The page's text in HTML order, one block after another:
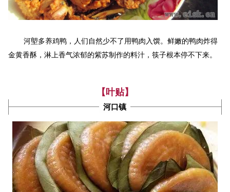
河塱多养鸡鸭，人们自然少不了用鸭肉入馔。鲜嫩的鸭肉炸得
金黄香酥，淋上香气浓郁的紫苏制作的料汁，筷子根本停不下来。
【叶贴】
河口镇